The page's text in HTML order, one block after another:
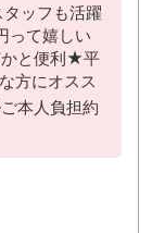
ッフも活躍
って嬉しい
と便利★平
方にオスス
本人負担約